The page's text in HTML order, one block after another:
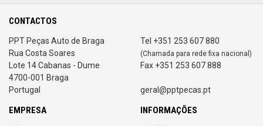
CONTACTOS
PPT Peças Auto de Braga
Rua Costa Soares
Lote 14 Cabanas - Dume
4700-001 Braga
Portugal
Tel +351 253 607 880
(Chamada para rede fixa nacional)
Fax +351 253 607 888
geral@pptpecas.pt
EMPRESA INFORMAÇÕES